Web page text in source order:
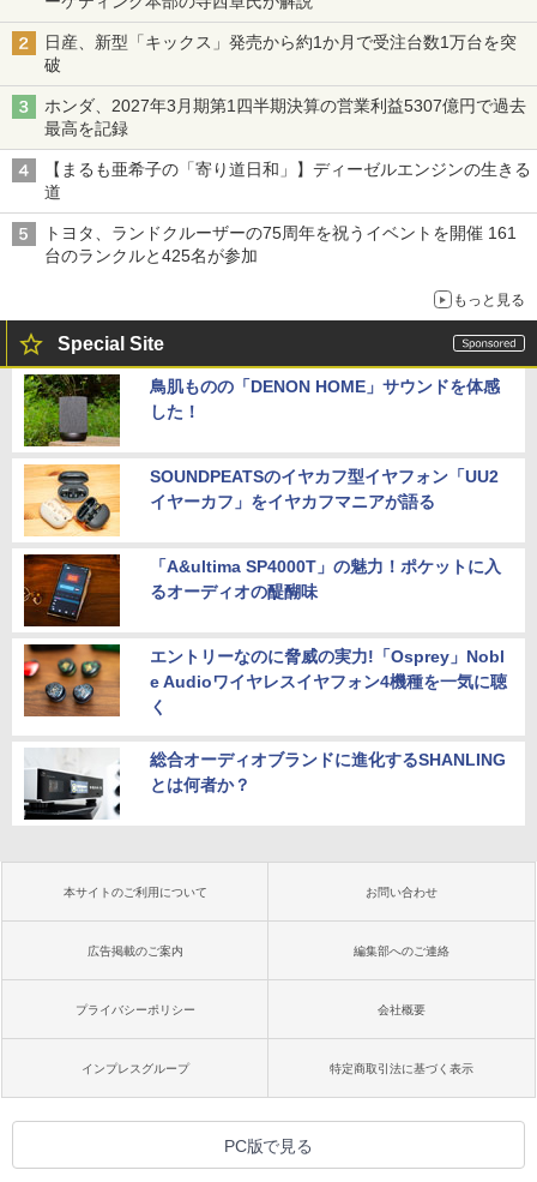
日産、新型「キックス」発売から約1か月で受注台数1万台を突
破
ホンダ、2027年3月期第1四半期決算の営業利益5307億円で過去
最高を記録
【まるも亜希子の「寄り道日和」】ディーゼルエンジンの生きる
道
トヨタ、ランドクルーザーの75周年を祝うイベントを開催 161
台のランクルと425名が参加
もっと見る
Special Site
鳥肌ものの「DENON HOME」サウンドを体感
した！
SOUNDPEATSのイヤカフ型イヤフォン「UU2
イヤーカフ」をイヤカフマニアが語る
「A&ultima SP4000T」の魅力！ポケットに入
るオーディオの醍醐味
エントリーなのに脅威の実力!「Osprey」Nobl
e Audioワイヤレスイヤフォン4機種を一気に聴
く
総合オーディオブランドに進化するSHANLING
とは何者か？
本サイトのご利用について お問い合わせ
広告掲載のご案内 編集部へのご連絡
プライバシーポリシー 会社概要
インプレスグループ 特定商取引法に基づく表示
PC版で見る